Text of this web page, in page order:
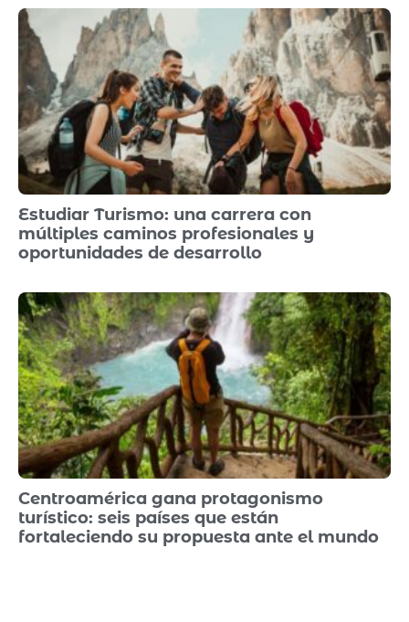
Estudiar Turismo: una carrera con
múltiples caminos profesionales y
oportunidades de desarrollo
Centroamérica gana protagonismo
turístico: seis países que están
fortaleciendo su propuesta ante el mundo